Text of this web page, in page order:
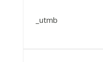
_utmb